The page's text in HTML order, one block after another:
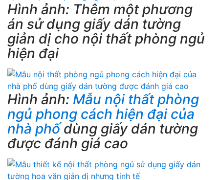
Hình ảnh: Thêm một phương
án sử dụng giấy dán tường
giản dị cho nội thất phòng ngủ
hiện đại
Hình ảnh: Mẫu nội thất phòng
ngủ phong cách hiện đại của
nhà phốdùng giấy dán tường
được đánh giá cao